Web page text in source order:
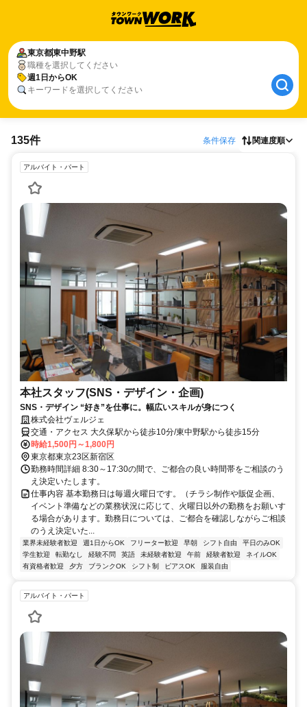
東京都東中野駅
職種を選択してください
週1日からOK
キーワードを選択してください
135件 条件保存 関連度順
アルバイト・パート
本社スタッフ(SNS・デザイン・企画)
SNS・デザイン “好き”を仕事に。幅広いスキルが身につく
株式会社ヴェルジェ
交通・アクセス 大久保駅から徒歩10分/東中野駅から徒歩15分
時給1,500円～1,800円
東京都東京23区新宿区
勤務時間詳細 8:30～17:30の間で、ご都合の良い時間帯をご相談のう
え決定いたします。
仕事内容 基本勤務日は毎週火曜日です。（チラシ制作や販促企画、
イベント準備などの業務状況に応じて、火曜日以外の勤務をお願いす
る場合があります。勤務日については、ご都合を確認しながらご相談
のうえ決定いた...
業界未経験者歓迎 週1日からOK フリーター歓迎 早朝 シフト自由
平日のみOK
学生歓迎
転勤なし 経験不問 英語 未経験者歓迎 午前 経験者歓迎
ネイルOK
有資格者歓迎
夕方 ブランクOK シフト制 ピアスOK 服装自由
アルバイト・パート